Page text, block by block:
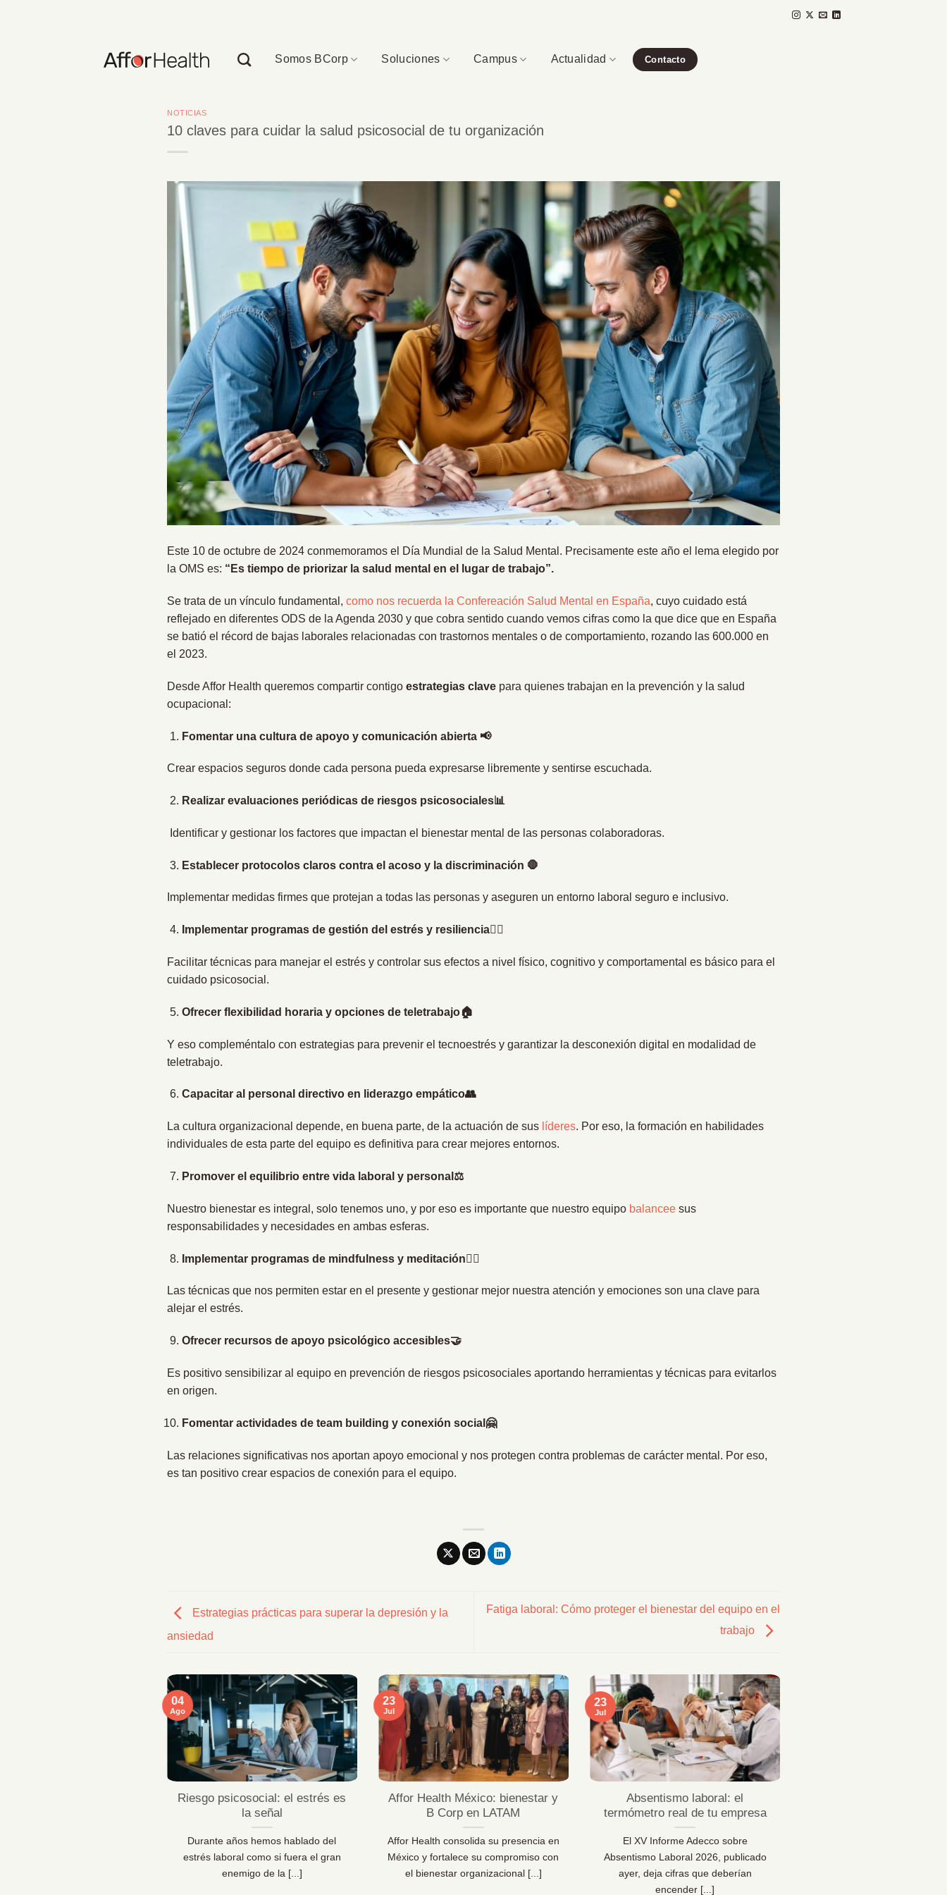
Somos BCorp
Soluciones Campus Actualidad Contacto
NOTICIAS
10 claves para cuidar la salud psicosocial de tu organización
Este 10 de octubre de 2024 conmemoramos el Día Mundial de la Salud Mental. Precisamente este año el lema elegido por
la OMS es: “Es tiempo de priorizar la salud mental en el lugar de trabajo”.
Se trata de un vínculo fundamental, como nos recuerda la Confereación Salud Mental en España, cuyo cuidado está
reflejado en diferentes ODS de la Agenda 2030 y que cobra sentido cuando vemos cifras como la que dice que en España
se batió el récord de bajas laborales relacionadas con trastornos mentales o de comportamiento, rozando las 600.000 en
el 2023.
Desde Affor Health queremos compartir contigo estrategias clave para quienes trabajan en la prevención y la salud
ocupacional:
Fomentar una cultura de apoyo y comunicación abierta 📢
Crear espacios seguros donde cada persona pueda expresarse libremente y sentirse escuchada.
Realizar evaluaciones periódicas de riesgos psicosociales📊
Identificar y gestionar los factores que impactan el bienestar mental de las personas colaboradoras.
Establecer protocolos claros contra el acoso y la discriminación 🛑
Implementar medidas firmes que protejan a todas las personas y aseguren un entorno laboral seguro e inclusivo.
Implementar programas de gestión del estrés y resiliencia🧘‍♀️
Facilitar técnicas para manejar el estrés y controlar sus efectos a nivel físico, cognitivo y comportamental es básico para el
cuidado psicosocial.
Ofrecer flexibilidad horaria y opciones de teletrabajo🏠
Y eso compleméntalo con estrategias para prevenir el tecnoestrés y garantizar la desconexión digital en modalidad de
teletrabajo.
Capacitar al personal directivo en liderazgo empático👥
La cultura organizacional depende, en buena parte, de la actuación de sus líderes. Por eso, la formación en habilidades
individuales de esta parte del equipo es definitiva para crear mejores entornos.
Promover el equilibrio entre vida laboral y personal⚖️
Nuestro bienestar es integral, solo tenemos uno, y por eso es importante que nuestro equipo balancee sus
responsabilidades y necesidades en ambas esferas.
Implementar programas de mindfulness y meditación🧘‍♂️
Las técnicas que nos permiten estar en el presente y gestionar mejor nuestra atención y emociones son una clave para
alejar el estrés.
Ofrecer recursos de apoyo psicológico accesibles🤝
Es positivo sensibilizar al equipo en prevención de riesgos psicosociales aportando herramientas y técnicas para evitarlos
en origen.
Fomentar actividades de team building y conexión social🤗
Las relaciones significativas nos aportan apoyo emocional y nos protegen contra problemas de carácter mental. Por eso,
es tan positivo crear espacios de conexión para el equipo.
Estrategias prácticas para superar la depresión y la
ansiedad
Fatiga laboral: Cómo proteger el bienestar del equipo en el
trabajo
Riesgo psicosocial: el estrés es
la señal
Durante años hemos hablado del
estrés laboral como si fuera el gran
enemigo de la [...]
04
Ago
Affor Health México: bienestar y
B Corp en LATAM
Affor Health consolida su presencia en
México y fortalece su compromiso con
el bienestar organizacional [...]
23
Jul
Absentismo laboral: el
termómetro real de tu empresa
El XV Informe Adecco sobre
Absentismo Laboral 2026, publicado
ayer, deja cifras que deberían
encender [...]
23
Jul